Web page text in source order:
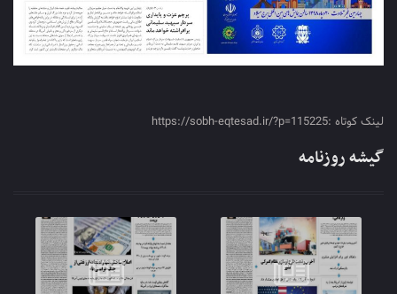
لینک کوتاه :https://sobh-eqtesad.ir/?p=115225
گیشه روزنامه